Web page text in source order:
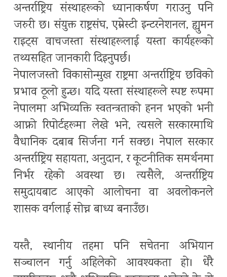
अन्तर्राष्ट्रिय संस्थाहरूको ध्यानाकर्षण गराउनु पनि
जरुरी छ। संयुक्त राष्ट्रसंघ, एम्नेस्टी इन्टरनेशनल, ह्युमन
राइट्स वाचजस्ता संस्थाहरूलाई यस्ता कार्यहरूको
तथ्यसहित जानकारी दिइनुपर्छ।
नेपालजस्तो विकासोन्मुख राष्ट्रमा अन्तर्राष्ट्रिय छविको
प्रभाव ठूलो हुन्छ। यदि यस्ता संस्थाहरूले स्पष्ट रूपमा
नेपालमा अभिव्यक्ति स्वतन्त्रताको हनन भएको भनी
आफ्नो रिपोर्टहरूमा लेखे भने, त्यसले सरकारमाथि
वैधानिक दबाब सिर्जना गर्न सक्छ। नेपाल सरकार
अन्तर्राष्ट्रिय सहायता, अनुदान, र कूटनीतिक समर्थनमा
निर्भर रहेको अवस्था छ। त्यसैले, अन्तर्राष्ट्रिय
समुदायबाट आएको आलोचना वा अवलोकनले
शासक वर्गलाई सोच्न बाध्य बनाउँछ।
यस्तै, स्थानीय तहमा पनि सचेतना अभियान
सञ्चालन गर्नु अहिलेको आवश्यकता हो। धेरै